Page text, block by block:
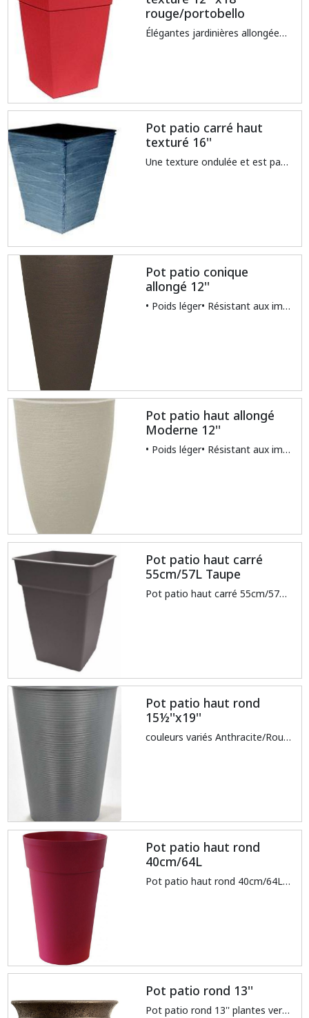
rouge/portobello
Élégantes jardinières allongées ayant un fini unique avec texture verticale, réservoir d'eau et protection anti-débordementFabriqué de thermoplastique recyclable et non toxiqueTraité contre les rayons UV pour éviter la décoloration et le fendillement par le soleilRéservoir d’eau intégré, favorisant la santé des plantes et réduisant les périodes d’arrosageRésistant aux impactsIdéal pour la culture des fruits et des légumes
Pot patio carré haut
texturé 16''
Une texture ondulée et est parfaite pour la terrasse. Inspirés de textures naturelles et robustes, ces conteneurs durables sont conçus pour compléter votre maison à l'intérieur comme à l'extérieur.
Pot patio conique
allongé 12''
• Poids léger• Résistant aux impacts• Résistant à toutes les intempéries• Polyéthylène
Pot patio haut allongé
Moderne 12''
• Poids léger• Résistant aux impacts• Résistant à toutes les intempéries• Polyéthylène stone/sand
Pot patio haut carré
55cm/57L Taupe
Pot patio haut carré 55cm/57L Taupe
Pot patio haut rond
15½''x19''
couleurs variés Anthracite/Rouge/Argent/Vert
Pot patio haut rond
40cm/64L
Pot patio haut rond 40cm/64L cerise
Pot patio rond 13''
Pot patio rond 13'' plantes vertes/tropicaux bronze/gold/rouge vin